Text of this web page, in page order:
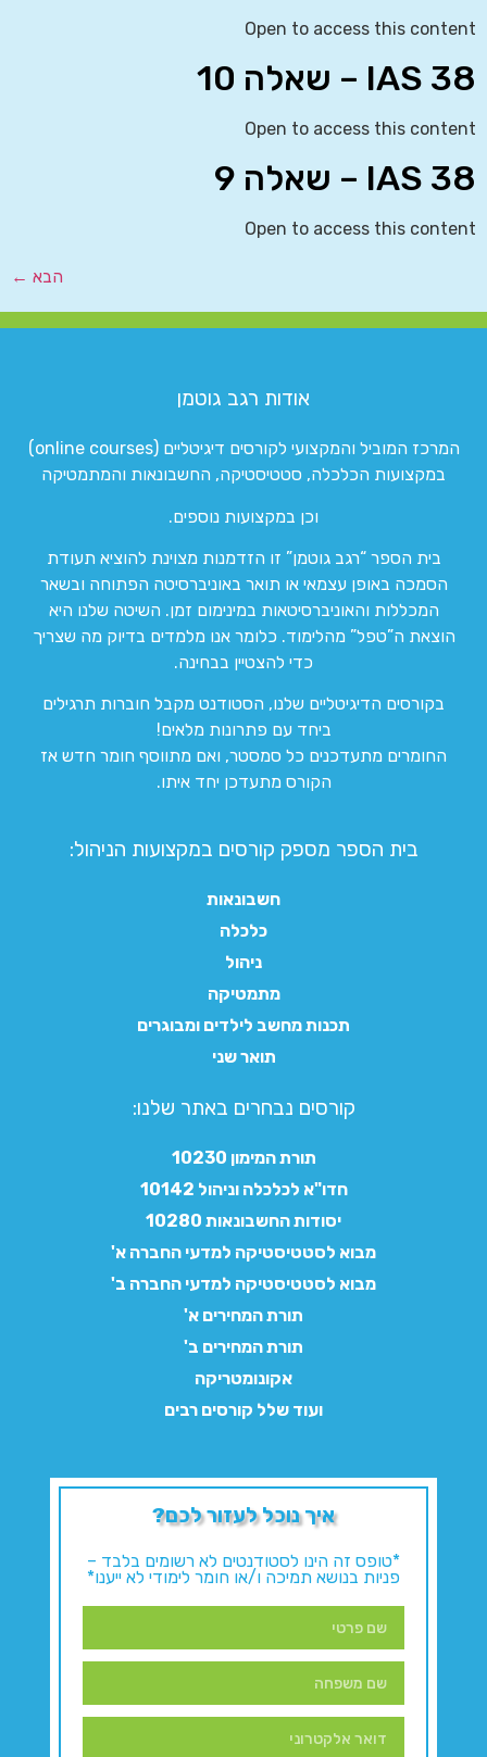
Open to access this content
IAS 38 – שאלה 10
Open to access this content
IAS 38 – שאלה 9
Open to access this content
הבא ←
אודות רגב גוטמן
המרכז המוביל והמקצועי לקורסים דיגיטליים (online courses)
במקצועות הכלכלה, סטטיסטיקה, החשבונאות והמתמטיקה
וכן במקצועות נוספים.
בית הספר “רגב גוטמן” זו הזדמנות מצוינת להוציא תעודת
הסמכה באופן עצמאי או תואר באוניברסיטה הפתוחה ובשאר
המכללות והאוניברסיטאות במינימום זמן. השיטה שלנו היא
הוצאת ה”טפל” מהלימוד. כלומר אנו מלמדים בדיוק מה שצריך
כדי להצטיין בבחינה.
בקורסים הדיגיטליים שלנו, הסטודנט מקבל חוברות תרגילים
ביחד עם פתרונות מלאים!
החומרים מתעדכנים כל סמסטר, ואם מתווסף חומר חדש אז
הקורס מתעדכן יחד איתו.
בית הספר מספק קורסים במקצועות הניהול:
חשבונאות
כלכלה
ניהול
מתמטיקה
תכנות מחשב לילדים ומבוגרים
תואר שני
קורסים נבחרים באתר שלנו:​
תורת המימון 10230
חדו"א לכלכלה וניהול 10142
יסודות החשבונאות 10280
מבוא לסטטיסטיקה למדעי החברה א'
מבוא לסטטיסטיקה למדעי החברה ב'
תורת המחירים א'
תורת המחירים ב'
אקונומטריקה
ועוד שלל קורסים רבים
איך נוכל לעזור לכם?
*טופס זה הינו לסטודנטים לא רשומים בלבד –
פניות בנושא תמיכה ו/או חומר לימודי לא ייענו*